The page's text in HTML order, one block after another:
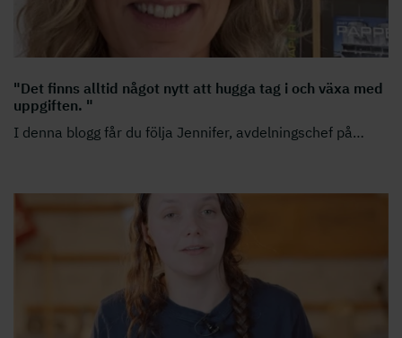
"Det finns alltid något nytt att hugga tag i och växa med
uppgiften. "
I denna blogg får du följa Jennifer, avdelningschef på…